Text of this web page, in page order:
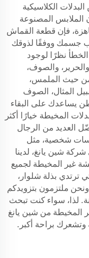
الكلاسيكية
الملابس المصنوعة
فإن قطعة القماش
جسمك ووفقًا لذوقك
نظرًا لوجود
والصوف،
حيث الملمس،
المثال، الصوف
يساعدك على البقاء
المخيطة خيارًا أكثر
العديد من الرجال
شخصية، مثل
شين يانغ، لدينا
غير المخيطة لجميع
ترتدي بذلة شلوار،
ملتزمون بتزويدكم
لذا، سواء كنت تبحث
المخيطة من شين يانغ
براحة أكبر.